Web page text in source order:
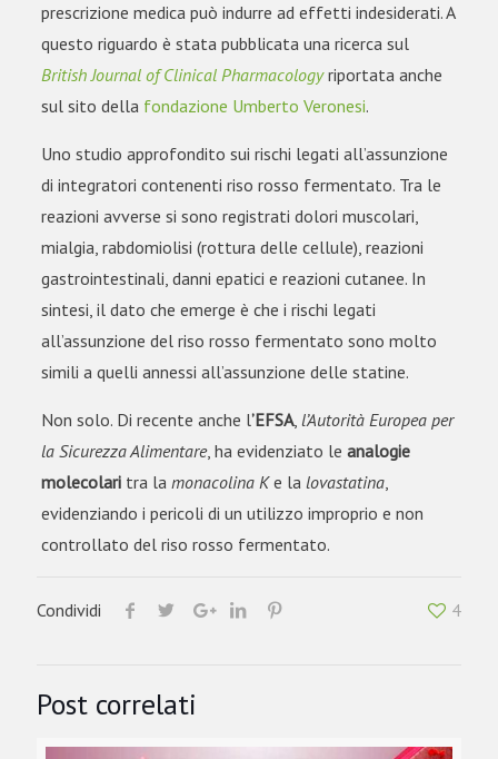
prescrizione medica può indurre ad effetti indesiderati. A
questo riguardo è stata pubblicata una ricerca sul
British Journal of Clinical Pharmacologyriportata anche
sul sito della fondazione Umberto Veronesi.
Uno studio approfondito sui rischi legati all’assunzione
di integratori contenenti riso rosso fermentato. Tra le
reazioni avverse si sono registrati dolori muscolari,
mialgia, rabdomiolisi (rottura delle cellule), reazioni
gastrointestinali, danni epatici e reazioni cutanee. In
sintesi, il dato che emerge è che i rischi legati
all’assunzione del riso rosso fermentato sono molto
simili a quelli annessi all’assunzione delle statine.
Non solo. Di recente anche l’EFSA, l’Autorità Europea per
la Sicurezza Alimentare, ha evidenziato le analogie
molecolaritra la monacolina Ke la lovastatina,
evidenziando i pericoli di un utilizzo improprio e non
controllato del riso rosso fermentato.
Condividi 4
Post correlati